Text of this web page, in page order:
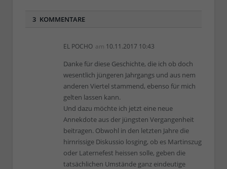
3 KOMMENTARE
EL POCHO am 10.11.2017 10:43
Danke für diese Geschichte, die ich ob doch
wesentlich jüngeren Jahrgangs und aus nem
anderen Viertel stammend, ebenso für mich
gelten lassen kann.
Und dazu möchte ich jetzt eine neue
Annekdote aus der jüngsten Vergangenheit
beitragen. Obwohl in den letzten Jahre die
hirnrissige Diskussio losging, ob es Martinszug
oder Laternefest heissen solle, geben die
tatsächlichen Umstände ganz eindeutige